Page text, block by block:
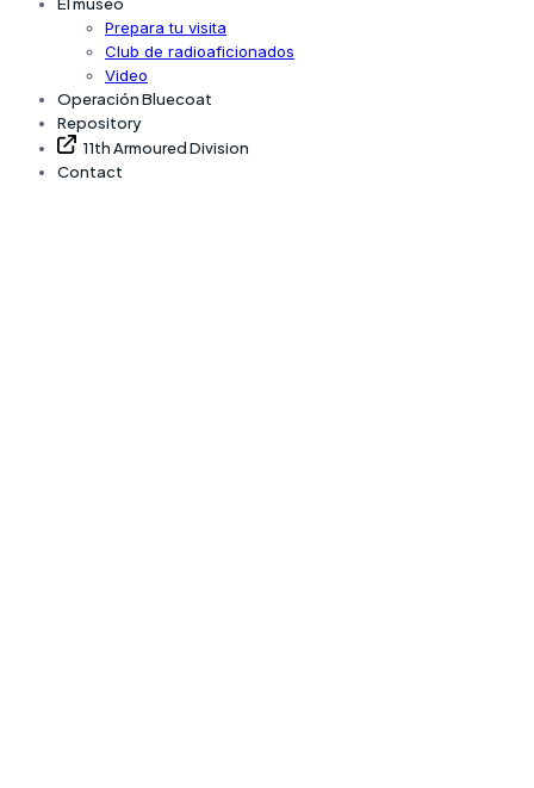
Prepara tu visita
Club de radioaficionados
Video
Operación Bluecoat
Repository
11th Armoured Division
Contact